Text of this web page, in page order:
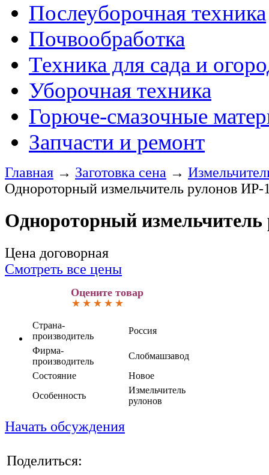
Послеуборочная техника
Почвообработка
Техника для сада и
Уборочная техника
Горюче-смазочные
Запчасти и ремонт
Главная → Заготовка сена →
Однороторный измельчитель рулонов ИР-
Однороторный
Цена договорная
Смотреть все цены
Оцените товар
Страна-
производитель
Россия
Фирма-
производитель
Слобмашзавод
Состояние
Новое
Особенность
Измельчитель
рулонов
Начать обсуждения
Поделиться: